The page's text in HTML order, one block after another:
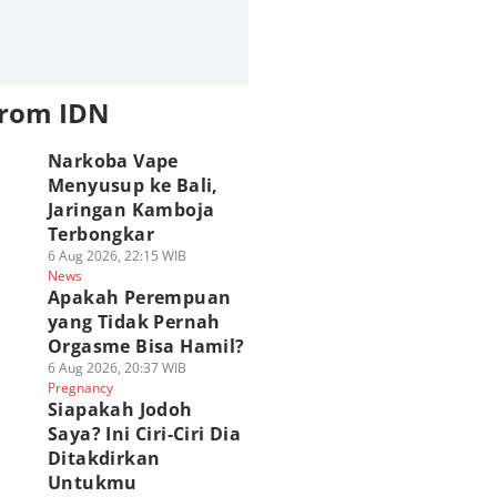
IDN
Narkoba Vape
Menyusup ke Bali,
Jaringan Kamboja
Terbongkar
6 Aug 2026, 22:15 WIB
News
Apakah Perempuan
yang Tidak Pernah
Orgasme Bisa Hamil?
6 Aug 2026, 20:37 WIB
Pregnancy
Siapakah Jodoh
Saya? Ini Ciri-Ciri Dia
Ditakdirkan
Untukmu